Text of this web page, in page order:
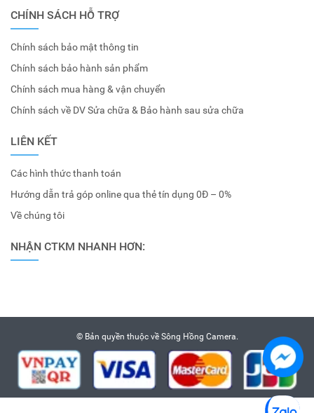
CHÍNH SÁCH HỖ TRỢ
Chính sách bảo mật thông tin
Chính sách bảo hành sản phẩm
Chính sách mua hàng & vận chuyển
Chính sách về DV Sửa chữa & Bảo hành sau sửa chữa
LIÊN KẾT
Các hình thức thanh toán
Hướng dẫn trả góp online qua thẻ tín dụng 0Đ – 0%
Về chúng tôi
NHẬN CTKM NHANH HƠN:
© Bản quyền thuộc về Sông Hồng Camera.